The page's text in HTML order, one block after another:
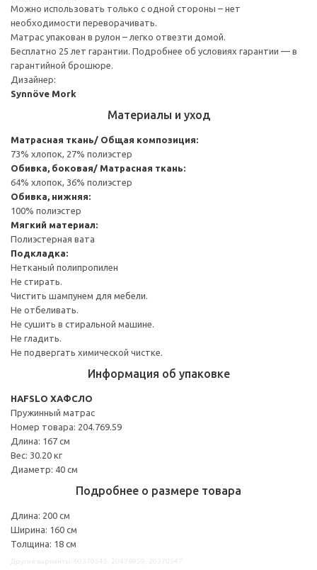
Можно использовать только с одной стороны – нет
необходимости переворачивать.
Матрас упакован в рулон – легко отвезти домой.
Бесплатно 25 лет гарантии. Подробнее об условиях гарантии — в
гарантийной брошюре.
Дизайнер:
Synnöve Mork
Материалы и уход
Матрасная ткань/ Общая композиция:
73% хлопок, 27% полиэстер
Обивка, боковая/ Матрасная ткань:
64% хлопок, 36% полиэстер
Обивка, нижняя:
100% полиэстер
Мягкий материал:
Полиэстерная вата
Подкладка:
Нетканый полипропилен
Не стирать.
Чистить шампунем для мебели.
Не отбеливать.
Не сушить в стиральной машине.
Не гладить.
Не подвергать химической чистке.
Информация об упаковке
HAFSLO ХАФСЛО
Пружинный матрас
Номер товара: 204.769.59
Длина: 167 см
Вес: 30.20 кг
Диаметр: 40 см
Подробнее о размере товара
Длина: 200 см
Ширина: 160 см
Толщина: 18 см